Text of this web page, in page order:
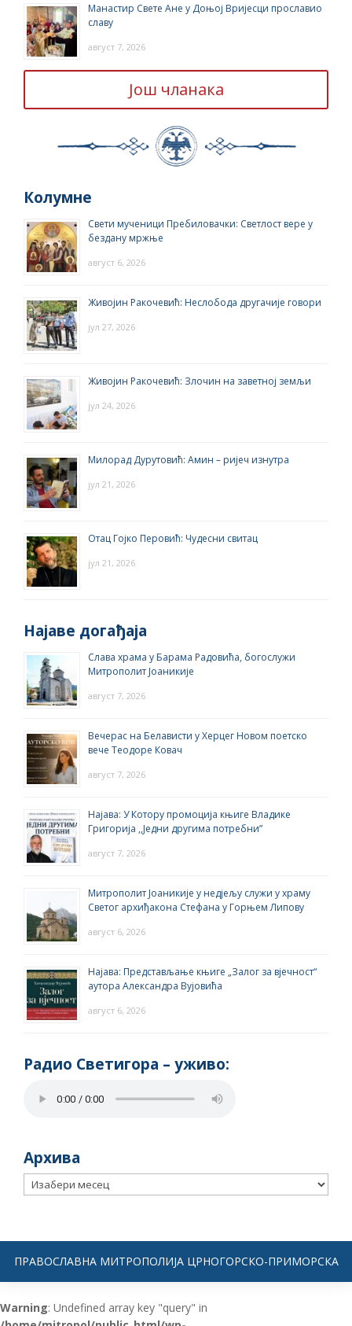
Манастир Свете Ане у Доњој Вријесци прославио
славу
август 7, 2026
Још чланака
Колумне
Свети мученици Пребиловачки: Светлост вере у
бездану мржње
август 6, 2026
Живојин Ракочевић: Неслобода другачије говори
јул 27, 2026
Живојин Ракочевић: Злочин на заветној земљи
јул 24, 2026
Милорад Дурутовић: Амин – ријеч изнутра
јул 21, 2026
Отац Гојко Перовић: Чудесни свитац
јул 21, 2026
Најаве догађаја
Слава храма у Барама Радовића, богослужи
Митрополит Јоаникије
август 7, 2026
Вечерас на Белависти у Херцег Новом поетско
вече Теодоре Ковач
август 7, 2026
Најава: У Котору промоција књиге Владике
Григорија ,,Једни другима потребни”
август 7, 2026
Митрополит Јоаникије у недјељу служи у храму
Светог архиђакона Стефана у Горњем Липову
август 6, 2026
Најава: Представљање књиге „Залог за вјечност“
аутора Александра Вујовића
август 6, 2026
Радио Светигора – yживо:
Архива
Архива
ПРАВОСЛАВНА МИТРОПОЛИЈА ЦРНОГОРСКО-ПРИМОРСКА
Warning: Undefined array key "query" in